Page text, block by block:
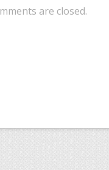
are closed.